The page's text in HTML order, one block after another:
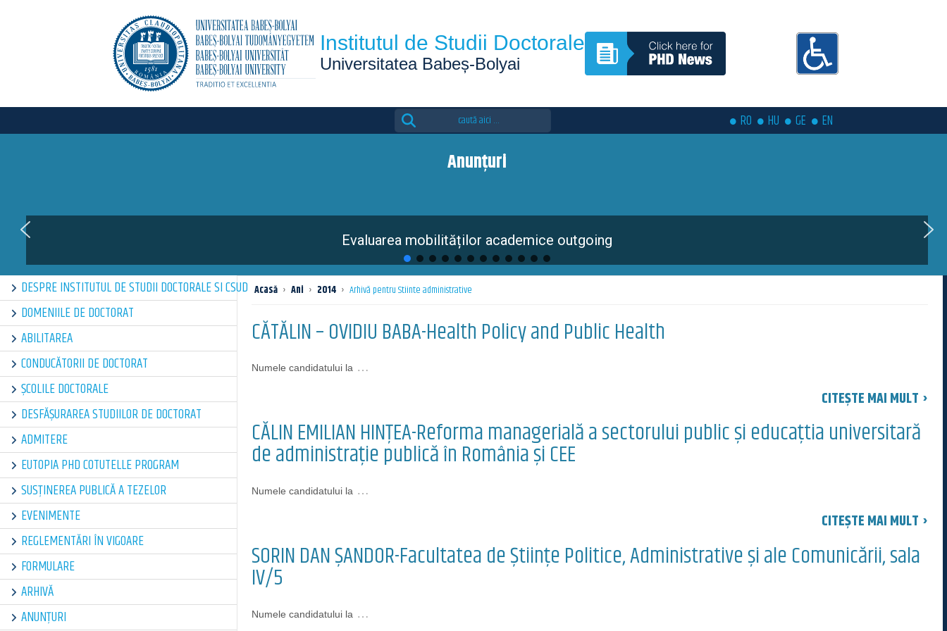
Institutul de Studii Doctorale
Universitatea Babeș-Bolyai
Search
for:
RO HU GE EN
Anunțuri
Evaluarea mobilităților academice outgoing
DESPRE INSTITUTUL DE STUDII DOCTORALE SI CSUD
DOMENIILE DE DOCTORAT
ABILITAREA
CONDUCĂTORII DE DOCTORAT
ȘCOLILE DOCTORALE
DESFĂȘURAREA STUDIILOR DE DOCTORAT
ADMITERE
EUTOPIA PHD COTUTELLE PROGRAM
SUSȚINEREA PUBLICĂ A TEZELOR
EVENIMENTE
REGLEMENTĂRI ÎN VIGOARE
FORMULARE
ARHIVĂ
ANUNȚURI
Acasă › Ani › 2014 › Arhivă pentru Stiinte administrative
CĂTĂLIN – OVIDIU BABA-Health Policy and Public Health
Numele candidatului la …
CITEȘTE MAI MULT ›
CĂLIN EMILIAN HINŢEA-Reforma managerială a sectorului public şi educaţtia universitară
de administraţie publică în România şi CEE
Numele candidatului la …
CITEȘTE MAI MULT ›
SORIN DAN ŞANDOR-Facultatea de Ştiinţe Politice, Administrative şi ale Comunicării, sala
IV/5
Numele candidatului la …